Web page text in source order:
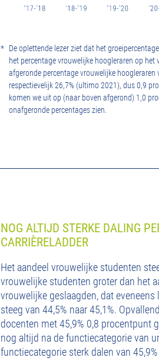
De oplettende lezer ziet dat het
het percentage vrouwelijke hoogleraren op
afgeronde percentage vrouwelijke
respectievelijk 26,7% (ultimo 2021), dus 0,9
komen we uit op (naar boven afgerond) 1,0
onafgeronde percentages zien.
*
NOG ALTIJD STERKE DALING
CARRIÈRELADDER
Het aandeel vrouwelijke studenten
vrouwelijke studenten groter dan het
vrouwelijke geslaagden, dat
steeg van 44,5% naar 45,1%.
docenten met 45,9% 0,8 procentpunt
nog altijd na de functiecategorie van
functiecategorie sterk dalen van